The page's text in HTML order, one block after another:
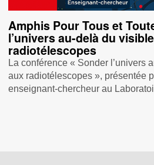
Amphis Pour Tous et
l’univers au-delà du
radiotélescopes
La conférence « Sonder l’univers
aux radiotélescopes », présentée
enseignant-chercheur au